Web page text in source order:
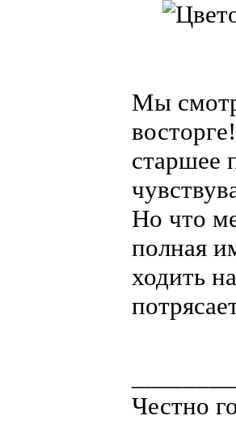
Мы
старшее
Но что
полная
ходить
Честно